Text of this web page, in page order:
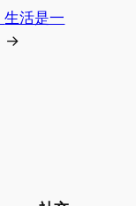
生活是一
→